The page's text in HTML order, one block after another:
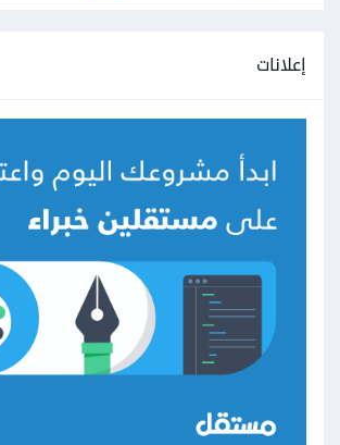
إعلانات